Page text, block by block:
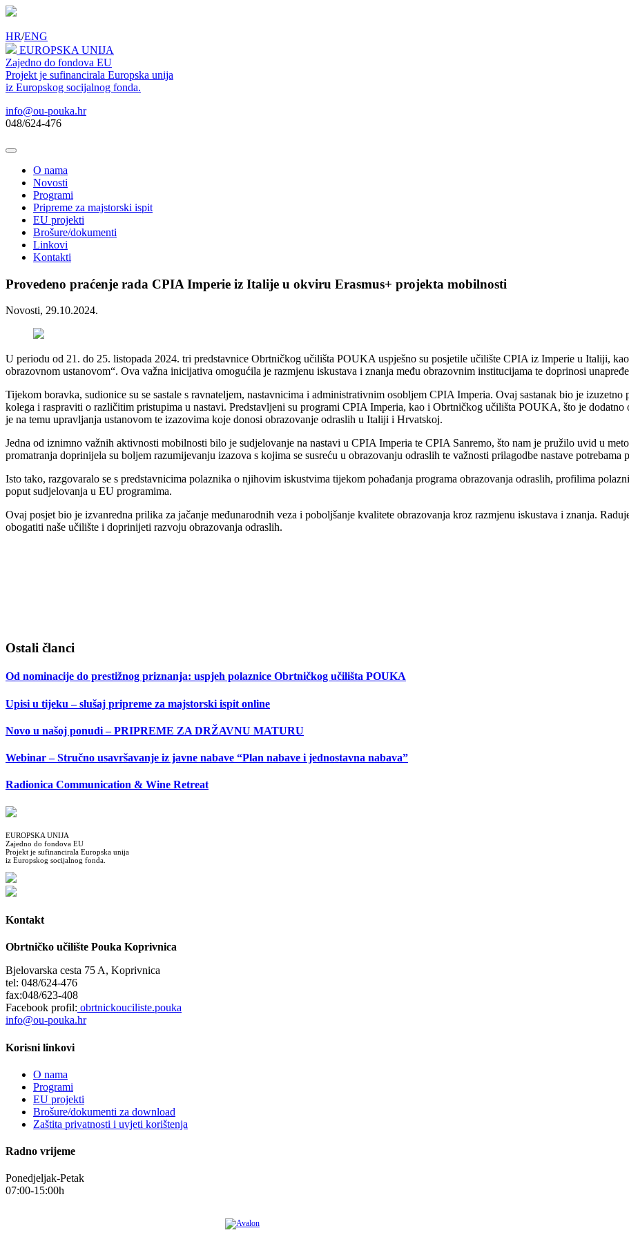
HR/ENG
EUROPSKA UNIJA
Zajedno do fondova EU
Projekt je sufinancirala Europska unija
iz Europskog socijalnog fonda.
info@ou-pouka.hr
048/624-476
O nama
Novosti
Programi
Pripreme za majstorski ispit
EU projekti
Brošure/dokumenti
Linkovi
Kontakti
Provedeno praćenje rada CPIA Imperie iz Italije u okviru Erasmus+ projekta mobilnosti
Novosti, 29.10.2024.
U periodu od 21. do 25. listopada 2024. tri predstavnice Obrtničkog učilišta POUKA uspješno su posjetile učilište CPIA iz Imperie u Italiji,
obrazovnom ustanovom“. Ova važna inicijativa omogućila je razmjenu iskustava i znanja među obrazovnim institucijama te doprinosi
Tijekom boravka, sudionice su se sastale s ravnateljem, nastavnicima i administrativnim osobljem CPIA Imperia. Ovaj sastanak bio je
kolega i raspraviti o različitim pristupima u nastavi. Predstavljeni su programi CPIA Imperia, kao i Obrtničkog učilišta POUKA, što je dodatno
je na temu upravljanja ustanovom te izazovima koje donosi obrazovanje odraslih u Italiji i Hrvatskoj.
Jedna od iznimno važnih aktivnosti mobilnosti bilo je sudjelovanje na nastavi u CPIA Imperia te CPIA Sanremo, što nam je pružilo uvid u
promatranja doprinijela su boljem razumijevanju izazova s kojima se susreću u obrazovanju odraslih te važnosti prilagodbe nastave potrebama
Isto tako, razgovaralo se s predstavnicima polaznika o njihovim iskustvima tijekom pohađanja programa obrazovanja odraslih, profilima
poput sudjelovanja u EU programima.
Ovaj posjet bio je izvanredna prilika za jačanje međunarodnih veza i poboljšanje kvalitete obrazovanja kroz razmjenu iskustava i znanja.
obogatiti naše učilište i doprinijeti razvoju obrazovanja odraslih.
Ostali članci
Od nominacije do prestižnog priznanja: uspjeh polaznice Obrtničkog učilišta POUKA
Upisi u tijeku – slušaj pripreme za majstorski ispit online
Novo u našoj ponudi – PRIPREME ZA DRŽAVNU MATURU
Webinar – Stručno usavršavanje iz javne nabave “Plan nabave i jednostavna nabava”
Radionica Communication & Wine Retreat
EUROPSKA UNIJA
Zajedno do fondova EU
Projekt je sufinancirala Europska unija
iz Europskog socijalnog fonda.
Kontakt
Obrtničko učilište Pouka Koprivnica
Bjelovarska cesta 75 A, Koprivnica
tel: 048/624-476
fax:048/623-408
Facebook profil: obrtnickouciliste.pouka
info@ou-pouka.hr
Korisni linkovi
O nama
Programi
EU projekti
Brošure/dokumenti za download
Zaštita privatnosti i uvjeti korištenja
Radno vrijeme
Ponedjeljak-Petak
07:00-15:00h